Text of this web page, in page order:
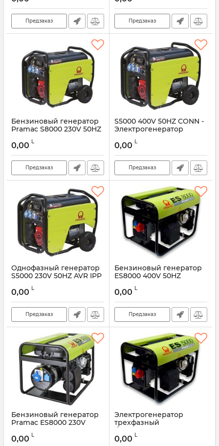
Предзаказ Предзаказ
Бензиновый генератор
Pramac S8000 230V 50HZ
0,00 L
Предзаказ
S5000 400V 50HZ CONN -
Электрогенератор
0,00 L
Предзаказ
Однофазный генератор
S5000 230V 50HZ AVR IPP
0,00 L
Предзаказ
Бензиновый генератор
ES8000 400V 50HZ
0,00 L
Предзаказ
Бензиновый генератор
Pramac ES8000 230V
0,00 L
Электрогенератор
трехфазный
бензиновый ES5000
400V 50HZ
0,00 L